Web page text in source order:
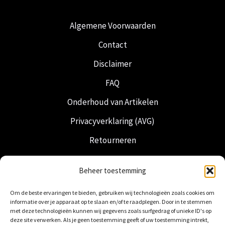
Beheer toestemming
Om de beste ervaringen te bieden, gebruiken wij technologieën zoals cookies om
informatie over je apparaat op te slaan en/of te raadplegen. Door in te stemmen
met deze technologieën kunnen wij gegevens zoals surfgedrag of unieke ID's op
deze site verwerken. Als je geen toestemming geeft of uw toestemming intrekt,
Algemene Voorwaarden
Contact
Disclaimer
FAQ
Onderhoud van Artikelen
Privacyverklaring (AVG)
Retourneren
Verzending & Levering
Nederlandse Regalia